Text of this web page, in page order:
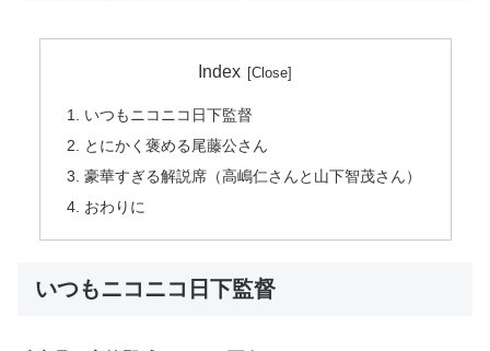
Index
いつもニコニコ日下監督
とにかく褒める尾藤公さん
豪華すぎる解説席（高嶋仁さんと山下智茂さん）
おわりに
いつもニコニコ日下監督